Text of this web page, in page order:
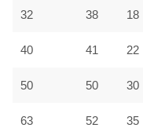
32 38 18
40 41 22
50 50 30
63 52 35